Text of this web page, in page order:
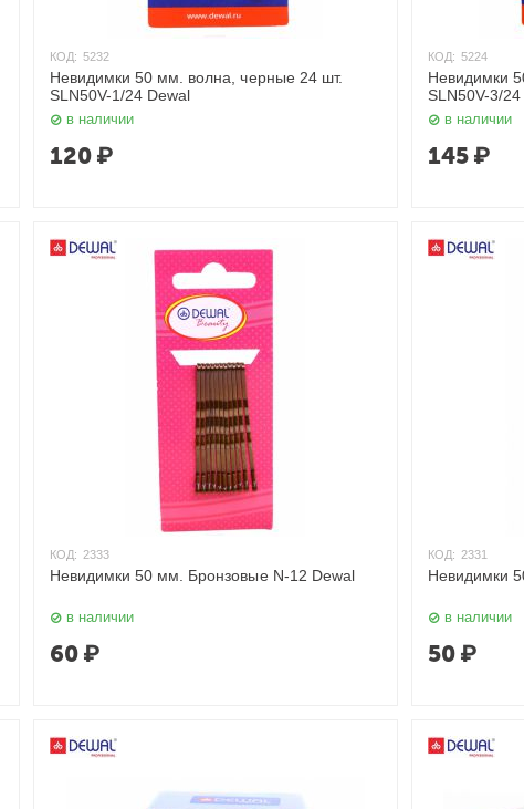
КОД: 5232
Невидимки 50 мм. волна, черные 24 шт.
SLN50V-1/24 Dewal
в наличии
120 ₽
КОД: 5224
Невидимки
SLN50V-3/
в наличии
145 ₽
КОД: 2333
Невидимки 50 мм. Бронзовые N-12 Dewal
в наличии
60 ₽
КОД: 2331
Невидимки
в наличии
50 ₽